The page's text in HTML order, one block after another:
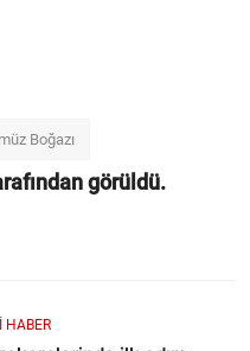
Boğazı
görüldü.
HABER